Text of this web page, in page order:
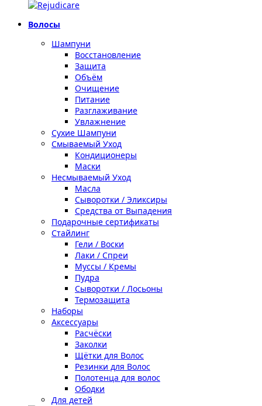
Волосы
Шампуни
Восстановление
Защита
Объём
Очищение
Питание
Разглаживание
Увлажнение
Сухие Шампуни
Смываемый Уход
Кондиционеры
Маски
Несмываемый Уход
Масла
Сыворотки / Эликсиры
Средства от Выпадения
Подарочные сертификаты
Стайлинг
Гели / Воски
Лаки / Спреи
Муссы / Кремы
Пудра
Сыворотки / Лосьоны
Термозащита
Наборы
Аксессуары
Расчёски
Заколки
Щётки для Волос
Резинки для Волос
Полотенца для волос
Ободки
Для детей